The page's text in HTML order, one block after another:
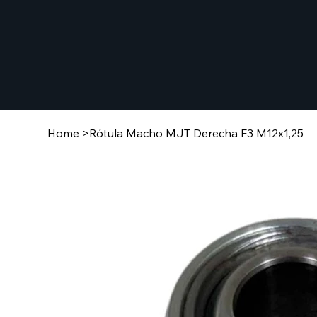
Home >Rótula Macho MJT Derecha F3 M12x1,25